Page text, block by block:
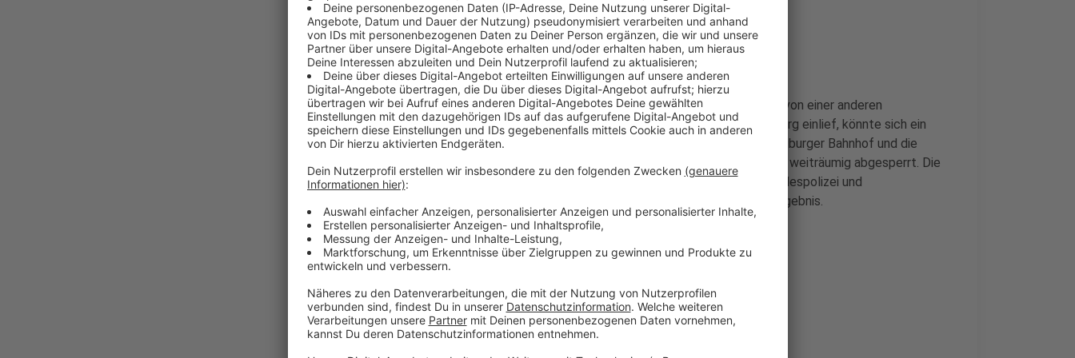
Hinweise auf Sprengsatz
Anzeige
Gegen 13 Uhr heute Mittag hatte die Polizei im Rhein-Sieg-Kreis von einer anderen
Dienststelle einen Hinweis gekommen: In einem ICE, der in Siegburg einlief, könnte sich ein
Sprengsatz befinden, hieß es. Daraufhin wurden der gesamte Siegburger Bahnhof und die
Nebengebäude geräumt. Der Bereich rund um den Bahnhof wurde weiträumig abgesperrt. Die
Fahrgäste des ICE mussten den Zug verlassen. Mit Hilfe der Bundespolizei und
Sprengstoffspürhunden wurde der ICE dann untersucht - ohne Ergebnis.
Anzeige
Möglicherweise gab es mehrere Drohungen
Anzeige